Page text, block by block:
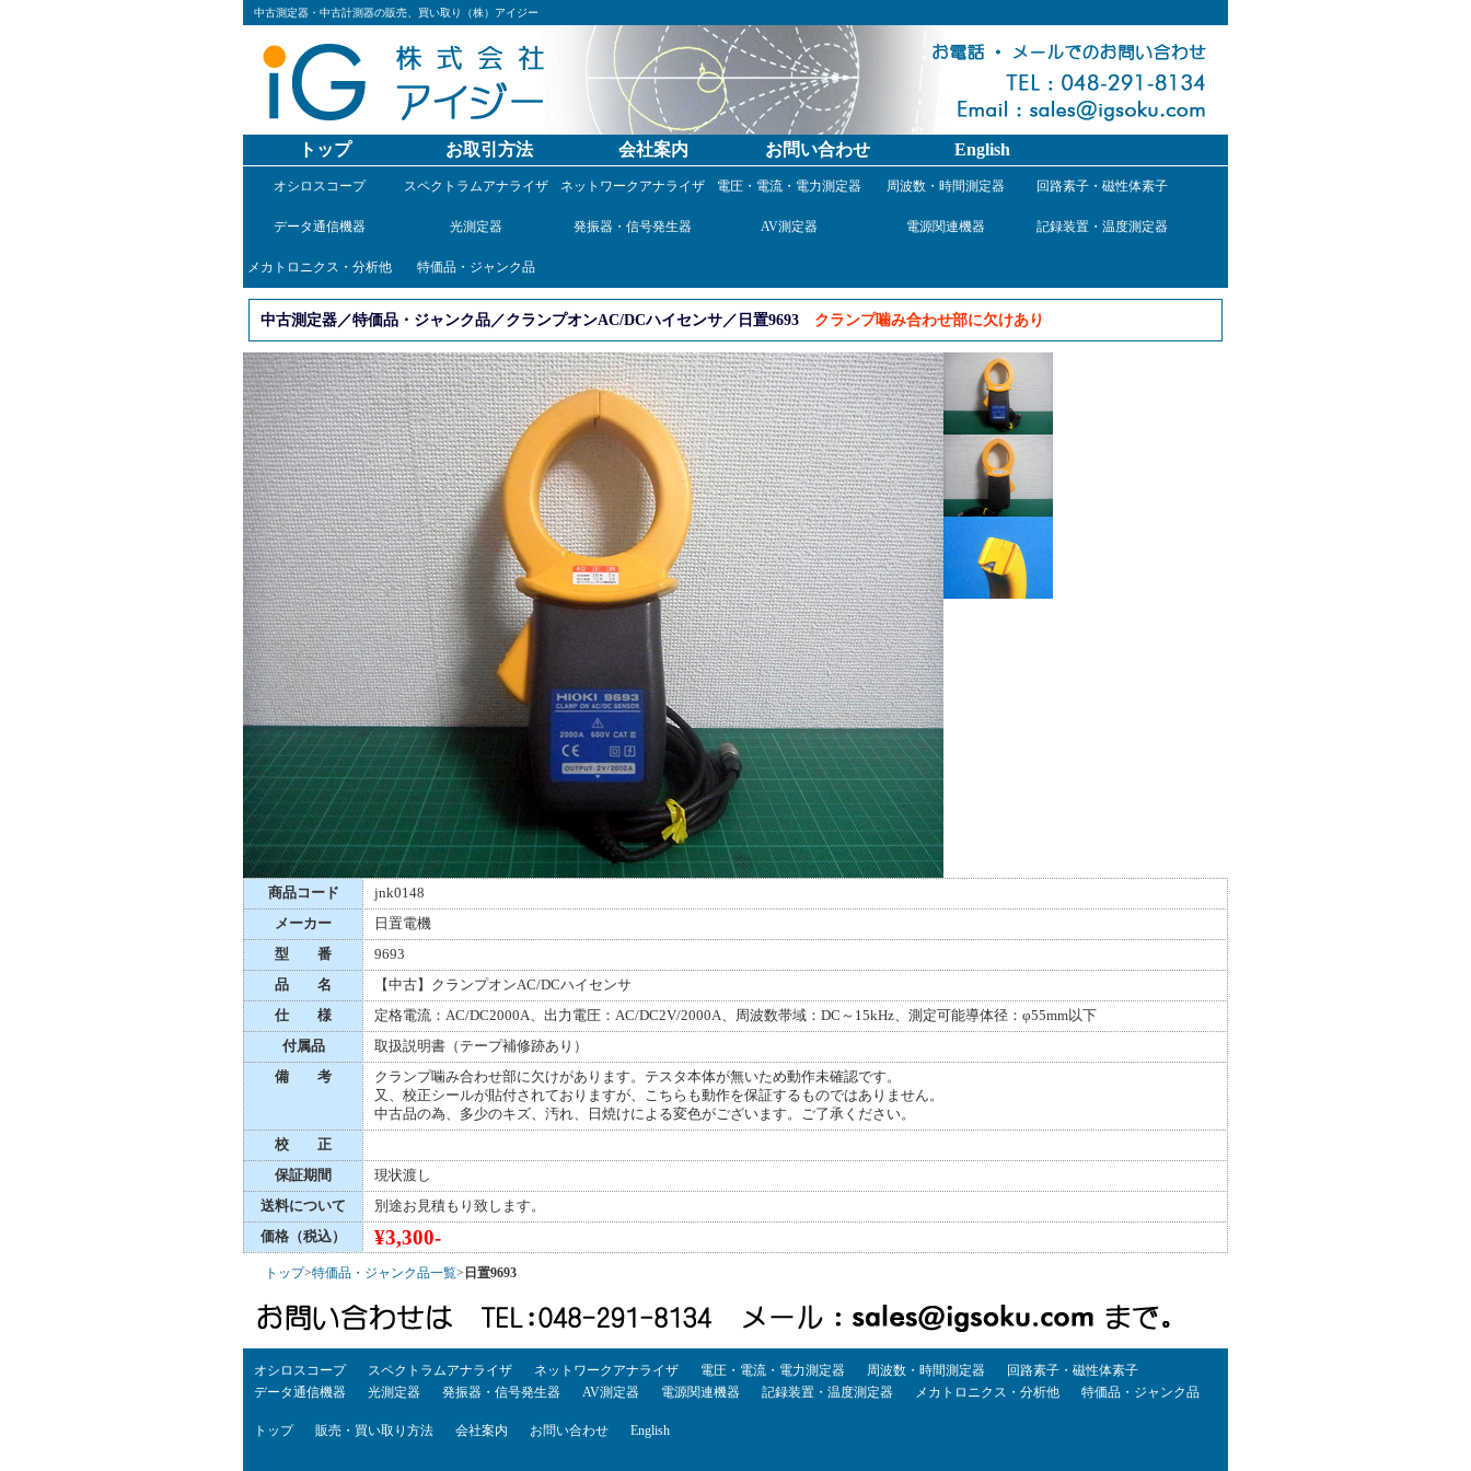
中古測定器・中古計測器の販売、買い取り（株）アイジー
トップ お取引方法 会社案内 お問い合わせ English
オシロスコープ スペクトラムアナライザ ネットワークアナライザ 電圧・電流・電力測定器 周波数・時間測定器 回路素子・磁性体素子
データ通信機器 光測定器 発振器・信号発生器 AV測定器 電源関連機器 記録装置・温度測定器
メカトロニクス・分析他 特価品・ジャンク品
中古測定器／特価品・ジャンク品／クランプオンAC/DCハイセンサ／日置9693 クランプ噛み合わせ部に欠けあり
商品コード
jnk0148
メーカー
日置電機
型 番
9693
品 名
【中古】クランプオンAC/DCハイセンサ
仕 様
定格電流：AC/DC2000A、出力電圧：AC/DC2V/2000A、周波数帯域：DC～15kHz、測定可能導体径：φ55mm以下
付属品
取扱説明書（テープ補修跡あり）
備 考
クランプ噛み合わせ部に欠けがあります。テスタ本体が無いため動作未確認です。
又、校正シールが貼付されておりますが、こちらも動作を保証するものではありません。
中古品の為、多少のキズ、汚れ、日焼けによる変色がございます。ご了承ください。
校 正
保証期間
現状渡し
送料について
別途お見積もり致します。
価格（税込）
¥3,300-
トップ>特価品・ジャンク品一覧> 日置9693
オシロスコープ スペクトラムアナライザ ネットワークアナライザ 電圧・電流・電力測定器 周波数・時間測定器
回路素子・磁性体素子
データ通信機器
光測定器 発振器・信号発生器 AV測定器 電源関連機器 記録装置・温度測定器 メカトロニクス・分析他 特価品・ジャンク品
トップ 販売・買い取り方法 会社案内 お問い合わせ English